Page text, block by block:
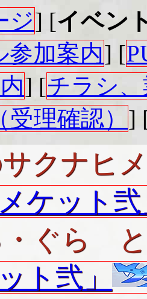
ジ] [イベン
参加案内] [
] [チラシ
理確認） ]
クナヒ
メケット
ぐら と
ト弐」